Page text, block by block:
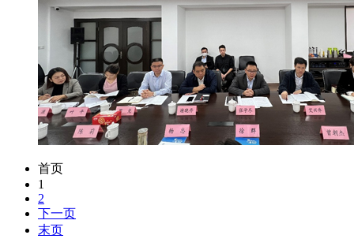
首页
1
2
下一页
末页